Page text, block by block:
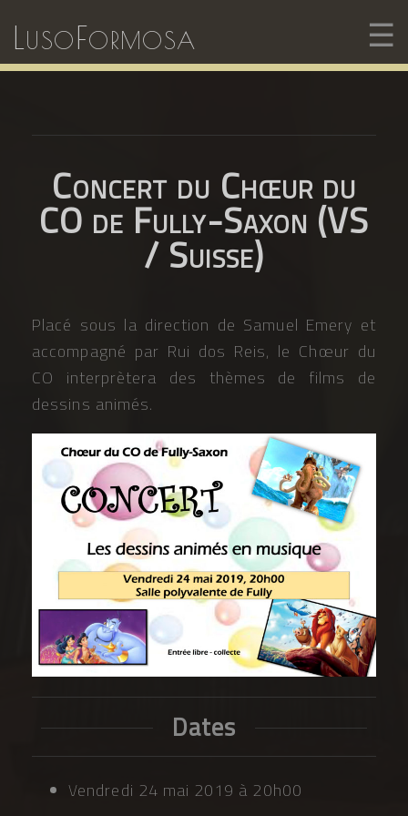
LusoFormosa ☰
Concert du Chœur du
CO de Fully-Saxon (VS
/ Suisse)
Placé sous la direction de Samuel Emery et
accompagné par Rui dos Reis, le Chœur du
CO interprètera des thèmes de films de
dessins animés.
Dates
Vendredi 24 mai 2019 à 20h00